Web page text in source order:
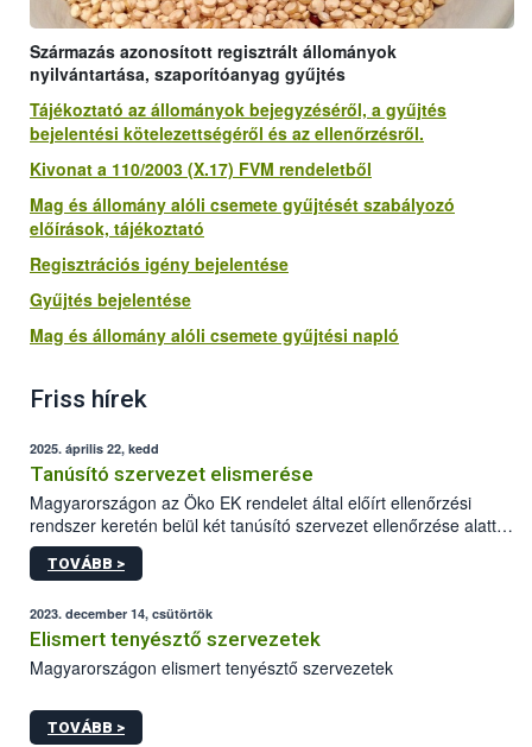
Származás azonosított regisztrált állományok
nyilvántartása, szaporítóanyag gyűjtés
Tájékoztató az állományok bejegyzéséről, a gyűjtés
bejelentési kötelezettségéről és az ellenőrzésről.
Kivonat a 110/2003 (X.17) FVM rendeletből
Mag és állomány alóli csemete gyűjtését szabályozó
előírások, tájékoztató
Regisztrációs igény bejelentése
Gyűjtés bejelentése
Mag és állomány alóli csemete gyűjtési napló
Friss hírek
2025. április 22, kedd
Tanúsító szervezet elismerése
Magyarországon az Öko EK rendelet által előírt ellenőrzési
rendszer keretén belül két tanúsító szervezet ellenőrzése alatt
tevékenykedhetnek az ökológiai gazdálkodást folytatni kívánó
gazdálkodók. A 34/2013. VM rendelet alapján az ökológiai
tevékenység végzésére a NÉBIH jogosult tanúsító szervezetet
elismerni.
TOVÁBB >
2023. december 14, csütörtök
Elismert tenyésztő szervezetek
Magyarországon elismert tenyésztő szervezetek
TOVÁBB >